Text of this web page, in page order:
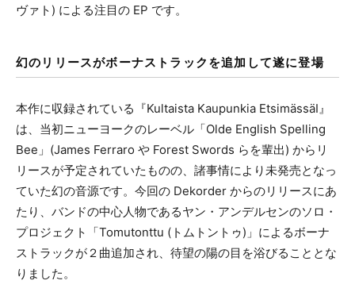
ヴァト) による注目の EP です。
幻のリリースがボーナストラックを追加して遂に登場
本作に収録されている『Kultaista Kaupunkia EtsimässäI』
は、当初ニューヨークのレーベル「Olde English Spelling
Bee」(James Ferraro や Forest Swords らを輩出) からリ
リースが予定されていたものの、諸事情により未発売となっ
ていた幻の音源です。今回の Dekorder からのリリースにあ
たり、バンドの中心人物であるヤン・アンデルセンのソロ・
プロジェクト「Tomutonttu (トムトントゥ)」によるボーナ
ストラックが２曲追加され、待望の陽の目を浴びることとな
りました。